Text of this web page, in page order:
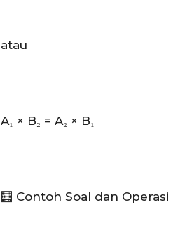
atau
A₁ × B₂ = A₂ × B₁
🧮 Contoh Soal dan Operasi